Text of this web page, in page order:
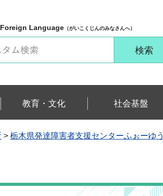
Foreign Language （がいこくじんのみなさんへ）
教育・文化 社会基盤
> 栃木県発達障害者支援センターふぉーゆう